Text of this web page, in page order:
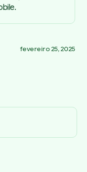
fevereiro 25, 2025